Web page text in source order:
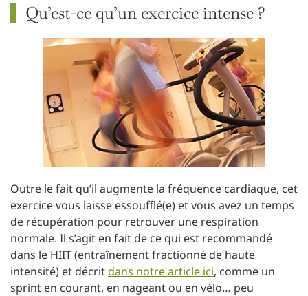
Qu’est-ce qu’un exercice intense ?
Outre le fait qu’il augmente la fréquence cardiaque, cet
exercice vous laisse essoufflé(e) et vous avez un temps
de récupération pour retrouver une respiration
normale. Il s’agit en fait de ce qui est recommandé
dans le HIIT (entraînement fractionné de haute
intensité) et décritdans notre article ici, comme un
sprint en courant, en nageant ou en vélo… peu